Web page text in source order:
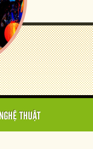
THUẬT